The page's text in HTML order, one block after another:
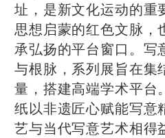
址，是新文化运动的重
思想启蒙的红色文脉，
承弘扬的平台窗口。写
与根脉，系列展旨在集
量，搭建高端学术平台
纸以非遗匠心赋能写意
艺与当代写意艺术相得